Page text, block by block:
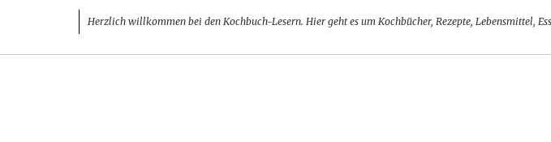
Herzlich willkommen bei den Kochbuch-Lesern. Hier geht es um Kochbücher, Rezepte, Lebensmittel,